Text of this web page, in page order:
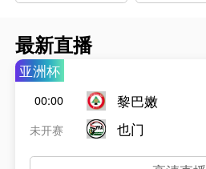
最新直播
亚洲杯
00:00
未开赛
黎巴嫩
也门